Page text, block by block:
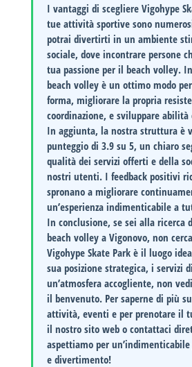
I vantaggi di scegliereVigohype
tue attività sportive sono
potrai divertirti in un ambiente
sociale, dove incontrare persone
tua passione per il beach volley.
beach volley è un ottimo modo
forma, migliorare la propria
coordinazione, e sviluppare abilità
In aggiunta, la nostra struttura è
punteggio di3.9 su 5, un chiaro
qualità dei servizi offerti e della
nostri utenti. I feedback positivi
spronano a migliorare
un’esperienza indimenticabile a
In conclusione, se sei alla ricerca
beach volley aVigonovo, non
Vigohype Skate Park è il luogo
sua posizione strategica, i servizi
un’atmosfera accogliente, non
il benvenuto. Per saperne di più
attività, eventi e per prenotare il
il nostro sito web o contattaci
aspettiamo per
e divertimento!